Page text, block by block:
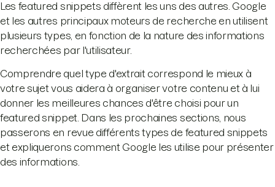
Les featured snippets diffèrent les uns des autres. Google
et les autres principaux moteurs de recherche en utilisent
plusieurs types, en fonction de la nature des informations
recherchées par l'utilisateur.
Comprendre quel type d'extrait correspond le mieux à
votre sujet vous aidera à organiser votre contenu et à lui
donner les meilleures chances d'être choisi pour un
featured snippet. Dans les prochaines sections, nous
passerons en revue différents types de featured snippets
et expliquerons comment Google les utilise pour présenter
des informations.